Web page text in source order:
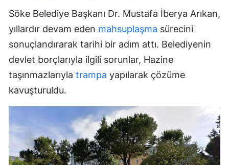
Söke Belediye Başkanı Dr. Mustafa İberya Arıkan,
yıllardır devam eden mahsuplaşma sürecini
sonuçlandırarak tarihi bir adım attı. Belediyenin
devlet borçlarıyla ilgili sorunlar, Hazine
taşınmazlarıyla trampa yapılarak çözüme
kavuşturuldu.